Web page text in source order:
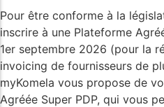
Pour être conforme à la
inscrire à une Plateforme
1er septembre 2026 (pour la
invoicing de fournisseurs de
myKomela vous propose de
Agréée Super PDP, qui vous